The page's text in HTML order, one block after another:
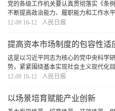
党的各级工作机关要认真贯彻落实《条
不断提高政治能力、履职能力和工作水
强组织保障。[详细]
12-09 16-12 人民日报
提高资本市场制度的包容性适
这是以习近平同志为核心的党中央科学
势，紧紧围绕基本实现社会主义现代化
署，为做好资本市场改革发展稳定各项
12-09 16-12 人民日报
以场景培育赋能产业创新